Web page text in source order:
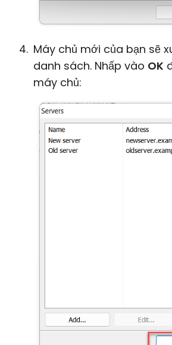
Máy chủ mới của bạn sẽ
danh sách. Nhấp vào OK
máy chủ: